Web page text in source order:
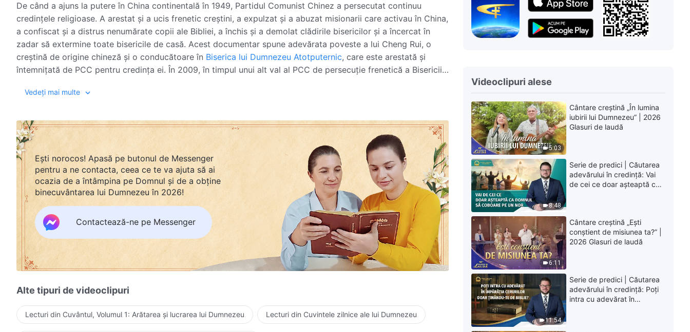
Film crestin | Cronicele
persecuției religioase din China
„Cine a forțat-o să-și pună capăt
39:42
Film crestin | Cronicele
persecuției religioase din China
„Lungul drum al exilului”
50:17
Film crestin | Cronicele
persecuției religioase din China
„Muşamalizarea”
De când a ajuns la putere în China continentală în 1949, Partidul Comunist Chinez a persecutat continuu
credințele religioase. A arestat și a ucis frenetic creștini, a expulzat și a abuzat misionarii care activau în China,
a confiscat și a distrus nenumărate copii ale Bibliei, a închis și a demolat clădirile bisericilor și a încercat în
zadar să extermine toate bisericile de casă. Acest documentar spune adevărata poveste a lui Cheng Rui, o
creștină de origine chineză și o conducătoare în Biserica lui Dumnezeu Atotputernic, care este arestată și
întemnițată de PCC pentru credința ei. În 2009, în timpul unui alt val al PCC de persecuție frenetică a Bisericii
torturi brutale, inumane, umilințe de neînchipuit și o viață sumbră și nedreaptă în închisoare.
Vedeți mai multe
Ești norocos! Apasă pe butonul de Messenger
pentru a ne contacta, ceea ce te va ajuta să ai
ocazia de a întâmpina pe Domnul și de a obține
binecuvântarea lui Dumnezeu în 2026!
Contactează-ne pe Messenger
Alte tipuri de videoclipuri
Lecturi din Cuvântul, Volumul 1: Arătarea și lucrarea lui Dumnezeu Lecturi din Cuvintele zilnice ale lui Dumnezeu
Videoclipuri alese
5:03
Cântare creștină „În lumina
iubirii lui Dumnezeu” | 2026
Glasuri de laudă
8:48
Serie de predici | Căutarea
adevărului în credință: Vai
de cei ce doar așteaptă ca
6:11
Cântare creștină „Ești
conștient de misiunea ta?” |
2026 Glasuri de laudă
11:54
Serie de predici | Căutarea
adevărului în credință: Poți
intra cu adevărat în